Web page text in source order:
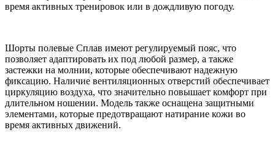
время активных тренировок или в дождливую погоду.
Шорты полевые Сплав имеют регулируемый пояс, что
позволяет адаптировать их под любой размер, а также
застежки на молнии, которые обеспечивают надежную
фиксацию. Наличие вентиляционных отверстий обеспечивает
циркуляцию воздуха, что значительно повышает комфорт при
длительном ношении. Модель также оснащена защитными
элементами, которые предотвращают натирание кожи во
время активных движений.